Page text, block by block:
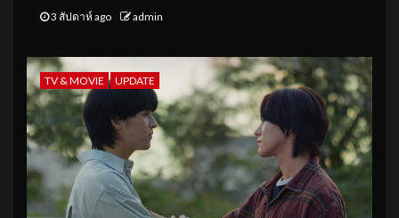
3 สัปดาห์ ago admin
TV & MOVIE UPDATE